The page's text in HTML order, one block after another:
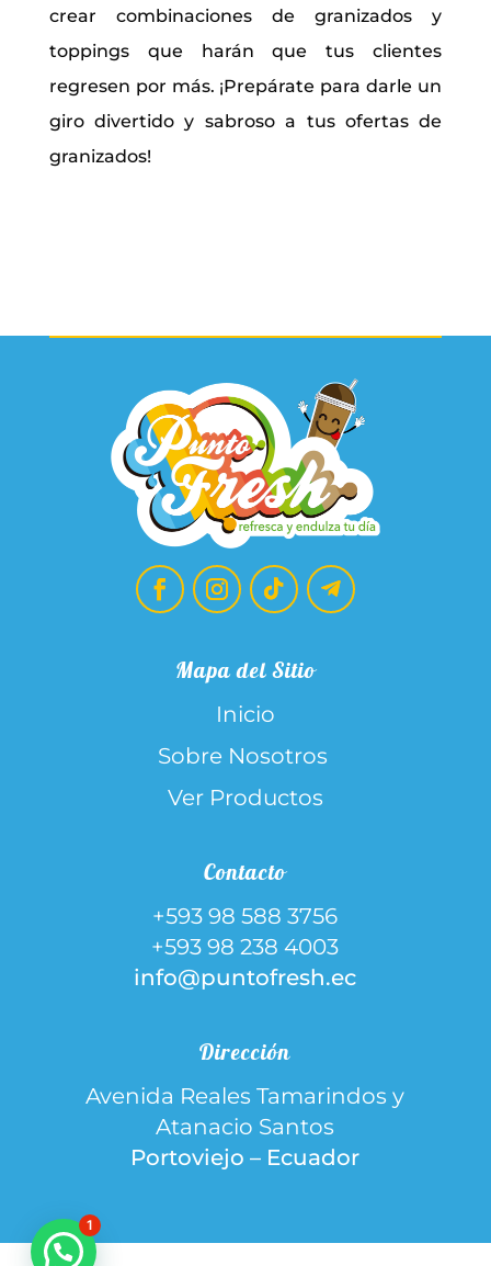
crear combinaciones de granizados y
toppings que harán que tus clientes
regresen por más. ¡Prepárate para darle un
giro divertido y sabroso a tus ofertas de
granizados!
Mapa del Sitio
Inicio
Sobre Nosotros
Ver Productos
Contacto
+593 98 588 3756
+593 98 238 4003
info@puntofresh.ec
Dirección
Avenida Reales Tamarindos y
Atanacio Santos
Portoviejo – Ecuador
1